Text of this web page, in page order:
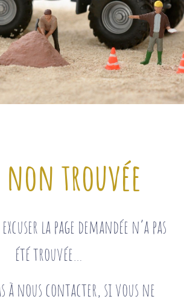
non trouvée
la page demandée n’a pas
été trouvée…
à nous contacter, si vous ne